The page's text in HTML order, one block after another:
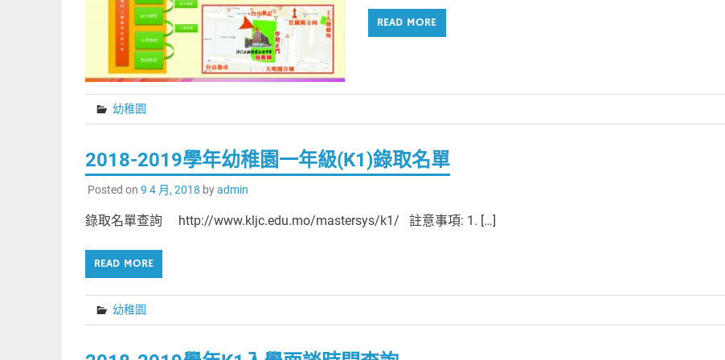
READ MORE
幼稚園
2018-2019學年幼稚園一年級(K1)錄取名單
Posted on 9 4 月, 2018 byadmin
錄取名單查詢 http://www.kljc.edu.mo/mastersys/k1/ 註意事項: 1. […]
READ MORE
幼稚園